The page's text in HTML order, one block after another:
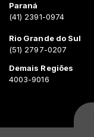
Paraná
(41) 2391-0974
Rio Grande do Sul
(51) 2797-0207
Demais Regiões
4003-9016